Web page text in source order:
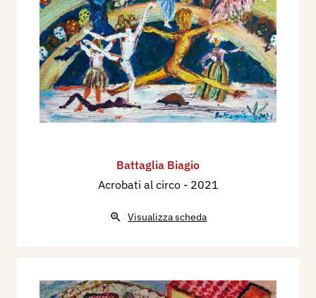
Battaglia Biagio
Acrobati al circo - 2021
Visualizza scheda